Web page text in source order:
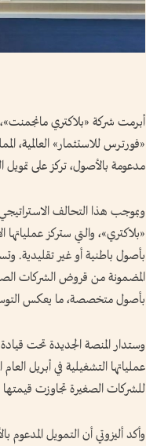
أبرمت شركة «بلاكتري
«فورترس للاستثمار» العالمية،
مدعومة بالأصول، تركز على تمويل
وبموجب هذا التحالف
«بلاكتري»، والتي ستركز
بأصول باطنية أو غير تقليدية.
المضمونة من قروض الشركات
بأصول متخصصة، ما يعكس التوسع
وستدار المنصة الجديدة تحت
عملياتها التشغيلية في أبريل
للشركات الصغيرة تجاوزت قيمتها 16.5 مليار دولار من خلال 17 صفقة خاصة خلال مسيرته المهنية.
وأكد أليزوتي أن التمويل